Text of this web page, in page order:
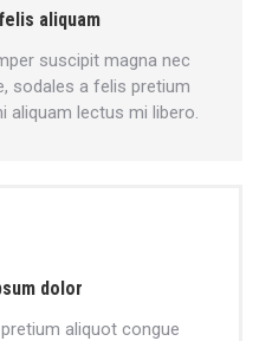
aliquam
suscipit magna nec
sodales a felis pretium
aliquam lectus mi libero.
dolor
aliquot congue